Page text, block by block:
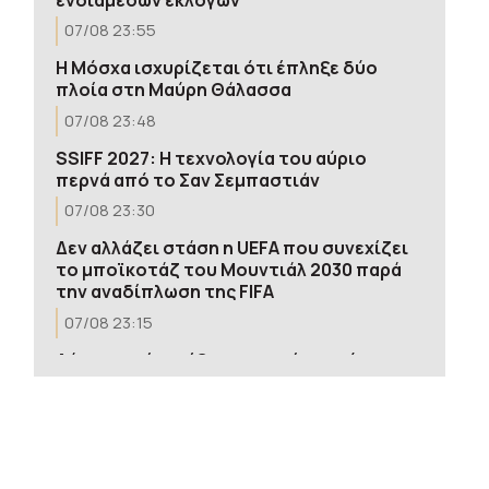
07/08 23:55
Η Μόσχα ισχυρίζεται ότι έπληξε δύο
πλοία στη Μαύρη Θάλασσα
07/08 23:48
SSIFF 2027: Η τεχνολογία του αύριο
περνά από το Σαν Σεμπαστιάν
07/08 23:30
Δεν αλλάζει στάση η UEFA που συνεχίζει
το μποϊκοτάζ του Μουντιάλ 2030 παρά
την αναδίπλωση της FIFA
07/08 23:15
Δύο νεκροί και έξι τραυματίες από
ρωσικά πλήγματα στο